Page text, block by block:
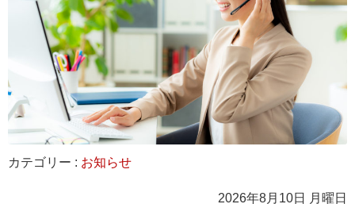
カテゴリー : お知らせ
2026年8月10日 月曜日